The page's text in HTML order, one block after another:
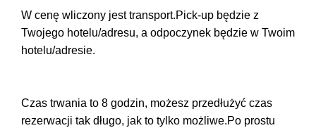
W cenę wliczony jest transport.Pick-up będzie z
Twojego hotelu/adresu, a odpoczynek będzie w Twoim
hotelu/adresie.
Czas trwania to 8 godzin, możesz przedłużyć czas
rezerwacji tak długo, jak to tylko możliwe.Po prostu